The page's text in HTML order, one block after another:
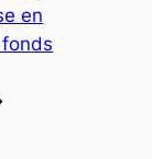
en
fonds